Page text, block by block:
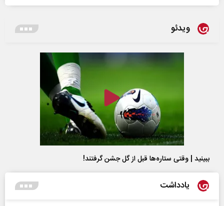
ویدئو
ببینید | وقتی ستاره‌ها قبل از گل جشن گرفتند!
یادداشت